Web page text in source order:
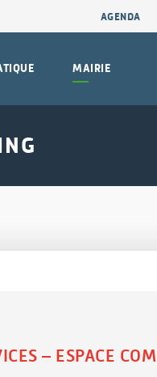
AGENDA
MAIRIE
– ESPACE